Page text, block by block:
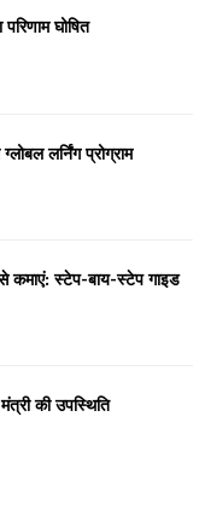
घोषित
लर्निंग प्रोग्राम
स्टेप-बाय-स्टेप गाइड
मंत्री की उपस्थिति